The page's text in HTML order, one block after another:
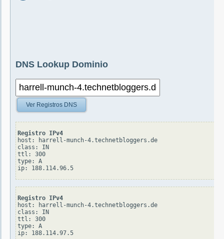
DNS Lookup Dominio
Ver Registros DNS
Registro IPv4
host: harrell-munch-4.technetbloggers.de
class: IN
ttl: 300
type: A
Registro IPv4
host: harrell-munch-4.technetbloggers.de
class: IN
ttl: 300
type: A